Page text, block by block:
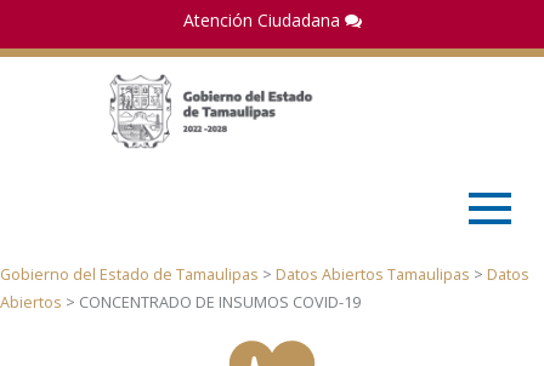
Atención Ciudadana
RSS | Mapa del sitio |
Gobierno del Estado de Tamaulipas > Datos Abiertos Tamaulipas > Datos
Abiertos > CONCENTRADO DE INSUMOS COVID-19